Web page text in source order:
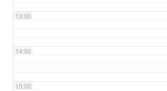
13:00
14:00
15:00